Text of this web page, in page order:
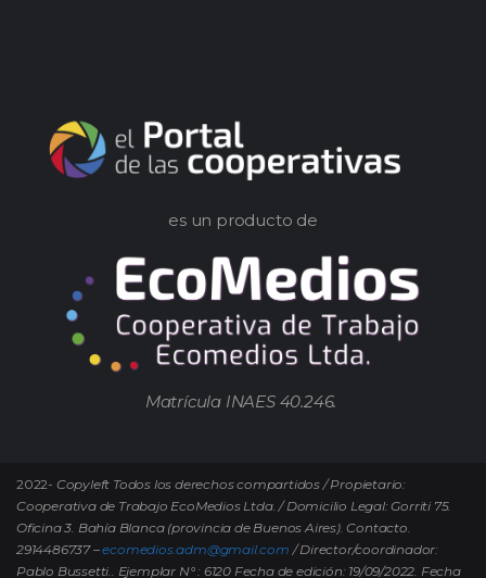
es un producto de
Matrícula INAES 40.246.
2022- Copyleft Todos los derechos compartidos / Propietario:
Cooperativa de Trabajo EcoMedios Ltda. / Domicilio Legal: Gorriti 75.
Oficina 3. Bahía Blanca (provincia de Buenos Aires). Contacto.
2914486737 –ecomedios.adm@gmail.com / Director/coordinador:
Pablo Bussetti.. Ejemplar N° : 6120 Fecha de edición: 19/09/2022. Fecha